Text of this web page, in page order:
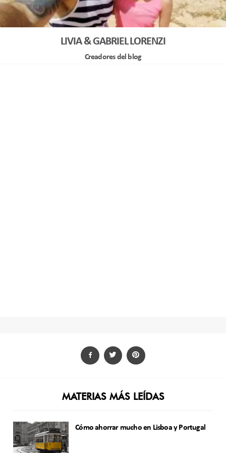
LIVIA & GABRIEL LORENZI
Creadores del blog
MATERIAS MÁS LEÍDAS
Cómo ahorrar mucho en Lisboa y Portugal